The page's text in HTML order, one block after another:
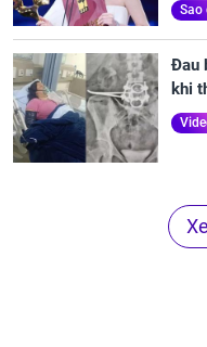
Sao
Đau
khi